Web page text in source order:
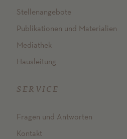
Stellenangebote
Publikationen und Materialien
Mediathek
Hausleitung
SERVICE
Fragen und Antworten
Kontakt